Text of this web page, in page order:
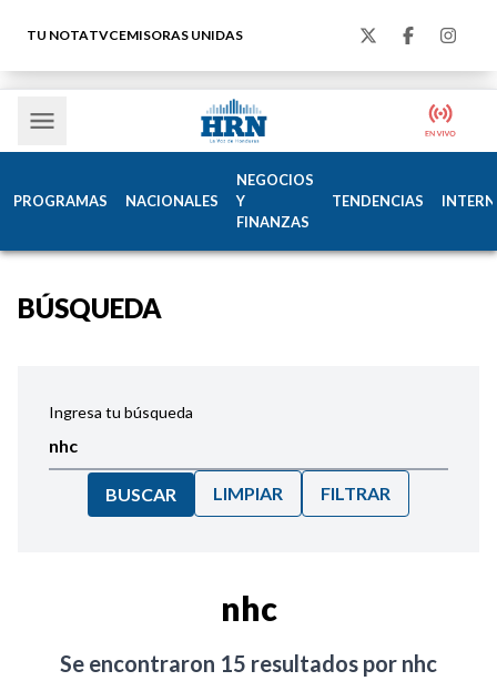
TU NOTATVCEMISORAS UNIDAS
PROGRAMAS NACIONALES
NEGOCIOS
Y
FINANZAS
TENDENCIAS
BÚSQUEDA
Ingresa tu búsqueda
BUSCAR LIMPIAR FILTRAR
nhc
Se encontraron 15 resultados por nhc